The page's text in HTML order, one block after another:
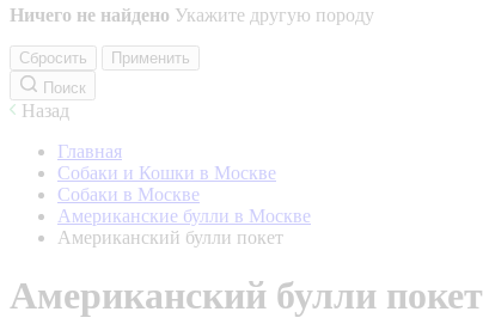
Ничего не найдено Укажите другую породу
Сбросить
Применить
Поиск
Назад
Главная
Собаки и Кошки в Москве
Собаки в Москве
Американские булли в Москве
Американский булли покет
Американский булли покет